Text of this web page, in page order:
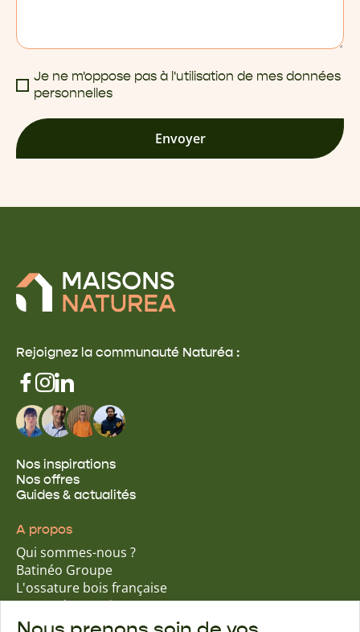
Je ne m'oppose pas à l'utilisation de mes données
personnelles
Envoyer
Rejoignez la communauté Naturéa :
Nos inspirations
Nos offres
Guides & actualités
A propos
Qui sommes-nous ?
Batinéo Groupe
L'ossature bois française
15 ans d'expertise
Nos engagements écologiques